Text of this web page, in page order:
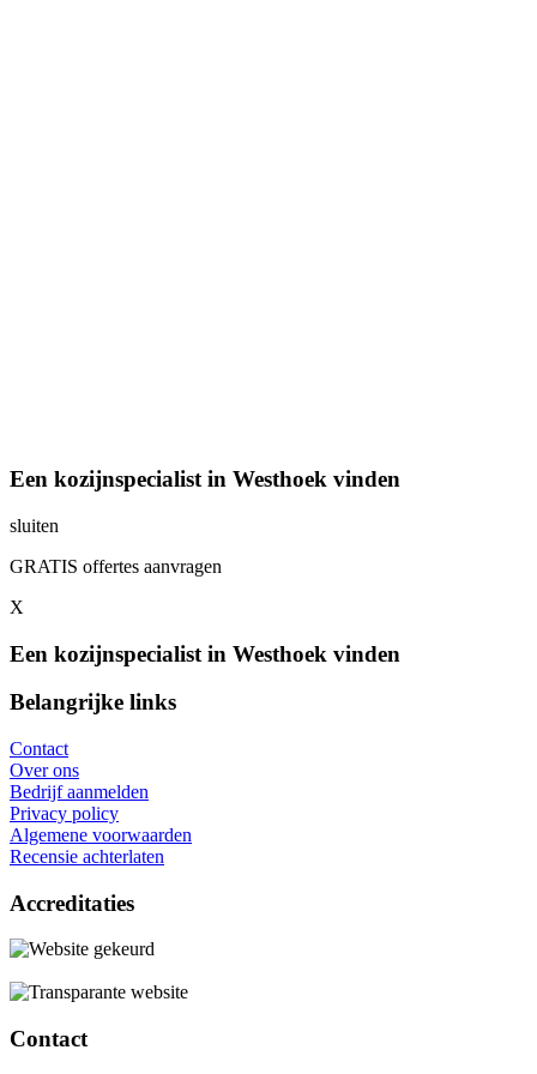
Een kozijnspecialist in Westhoek vinden
sluiten
GRATIS offertes aanvragen
X
Een kozijnspecialist in Westhoek vinden
Belangrijke links
Contact
Over ons
Bedrijf aanmelden
Privacy policy
Algemene voorwaarden
Recensie achterlaten
Accreditaties
Contact